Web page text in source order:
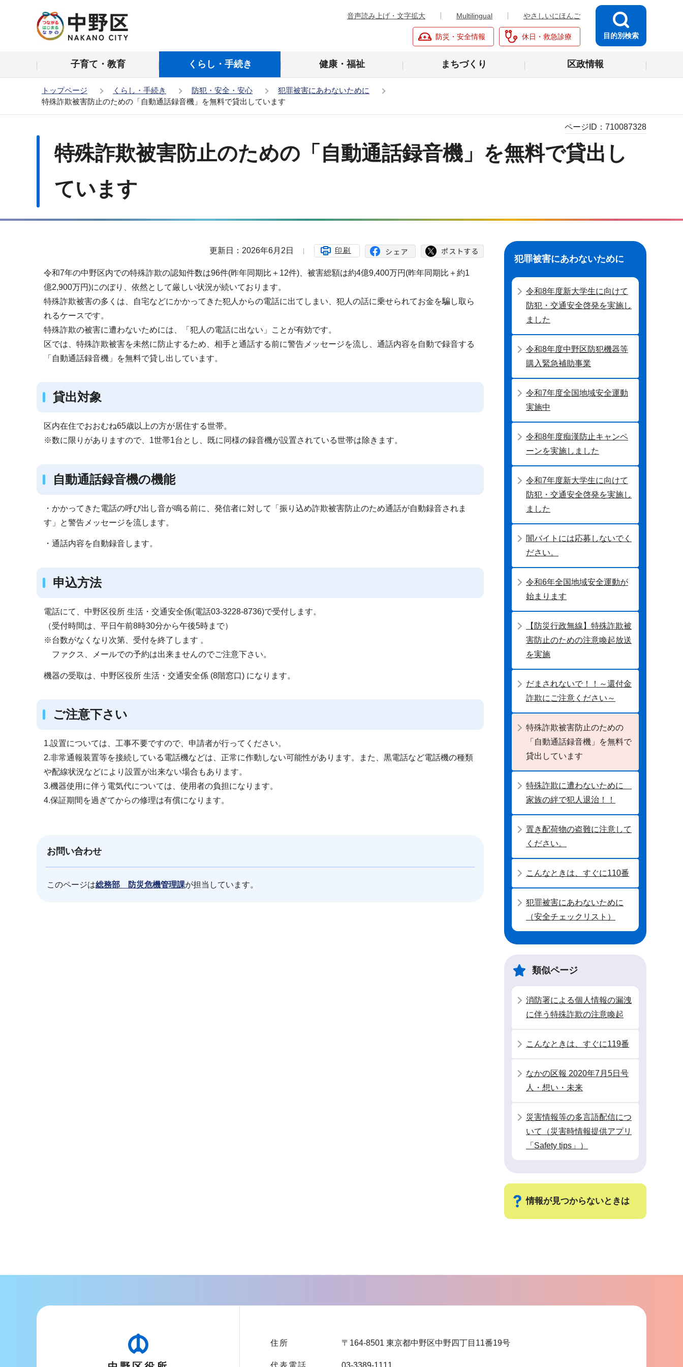
の
音声読み上げ・文字拡大 Multilingual やさしいにほんご
防災・安全情報 休日・救急診療 目的別検索
子育て・教育 くらし・手続き 健康・福祉 まちづくり 区政情報
トップページ くらし・手続き 防犯・安全・安心
犯罪被害にあわないために
特殊詐欺被害防止のための「自動通話録音機」を無料で貸出しています
特殊詐欺被害防止のための「自動通話録音機」を無料で貸出し
ています
ページID： 710087328
更新日：2026年6月2日 印刷
令和7年の中野区内での特殊詐欺の認知件数は96件(昨年同期比＋12件)、被害総額は約4億9,400万円(昨年同期比＋約1
億2,900万円)にのぼり、依然として厳しい状況が続いております。
特殊詐欺被害の多くは、自宅などにかかってきた犯人からの電話に出てしまい、犯人の話に乗せられてお金を騙し取ら
れるケースです。
特殊詐欺の被害に遭わないためには、「犯人の電話に出ない」ことが有効です。
区では、特殊詐欺被害を未然に防止するため、相手と通話する前に警告メッセージを流し、通話内容を自動で録音する
「自動通話録音機」を無料で貸し出しています。
貸出対象
区内在住でおおむね65歳以上の方が居住する世帯。
※数に限りがありますので、1世帯1台とし、既に同様の録音機が設置されている世帯は除きます。
自動通話録音機の機能
・かかってきた電話の呼び出し音が鳴る前に、発信者に対して「振り込め詐欺被害防止のため通話が自動録音されま
す」と警告メッセージを流します。
・通話内容を自動録音します。
申込方法
電話にて、中野区役所 生活・交通安全係(電話03-3228-8736)で受付します。
（受付時間は、平日午前8時30分から午後5時まで）
※台数がなくなり次第、受付を終了します 。
ファクス、メールでの予約は出来ませんのでご注意下さい。
機器の受取は、中野区役所 生活・交通安全係 (8階窓口) になります。
ご注意下さい
1.設置については、工事不要ですので、申請者が行ってください。
2.非常通報装置等を接続している電話機などは、正常に作動しない可能性があります。また、黒電話など電話機の種類
や配線状況などにより設置が出来ない場合もあります。
3.機器使用に伴う電気代については、使用者の負担になります。
4.保証期間を過ぎてからの修理は有償になります。
お問い合わせ
このページは総務部 防災危機管理課が担当しています。
ナ
ゲ
ー
シ
ョ
こ
か
犯罪被害にあわないために
令和8年度新大学生に向けて
防犯・交通安全啓発を実施し
ました
令和8年度中野区防犯機器等
購入緊急補助事業
令和7年度全国地域安全運動
実施中
令和8年度痴漢防止キャンペ
ーンを実施しました
令和7年度新大学生に向けて
防犯・交通安全啓発を実施し
ました
闇バイトには応募しないでく
ださい。
令和6年全国地域安全運動が
始まります
【防災行政無線】特殊詐欺被
害防止のための注意喚起放送
を実施
だまされないで！！～還付金
詐欺にご注意ください～
特殊詐欺被害防止のための
「自動通話録音機」を無料で
貸出しています
特殊詐欺に遭わないために
家族の絆で犯人退治！！
置き配荷物の盗難に注意して
ください。
こんなときは、すぐに110番
犯罪被害にあわないために
（安全チェックリスト）
類似ページ
消防署による個人情報の漏洩
に伴う特殊詐欺の注意喚起
こんなときは、すぐに119番
なかの区報 2020年7月5日号
人・想い・未来
災害情報等の多言語配信につ
いて（災害時情報提供アプリ
「Safety tips」）
情報が見つからないときは
ー
住所 〒164-8501 東京都中野区中野四丁目11番19号
代表電話 03-3389-1111